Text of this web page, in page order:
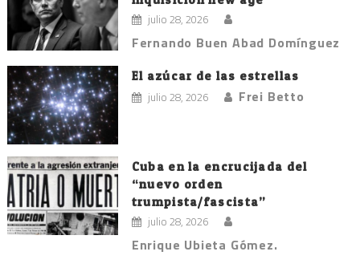
julio 28, 2026
Fernando Buen Abad Domínguez
El azúcar de las estrellas
julio 28, 2026 Frei Betto
Cuba en la encrucijada del
“nuevo orden
trumpista/fascista”
julio 28, 2026
Enrique Ubieta Gómez.